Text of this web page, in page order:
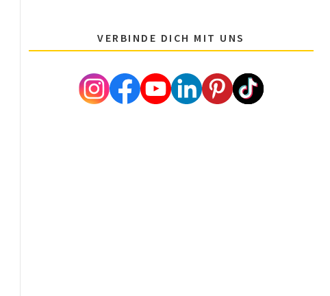
VERBINDE DICH MIT UNS